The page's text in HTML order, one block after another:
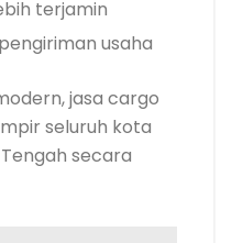
terjamin
usaha
jasa cargo
seluruh kota
secara